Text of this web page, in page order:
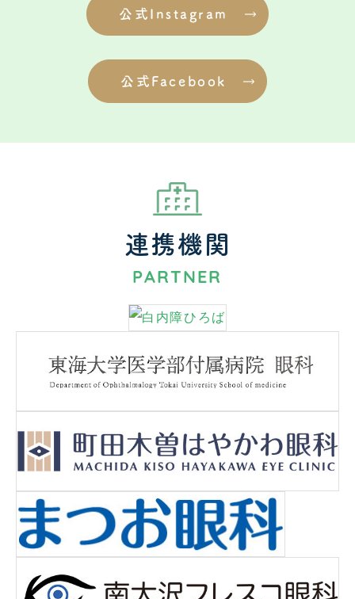
公式Instagram
公式Facebook
連携機関
PARTNER